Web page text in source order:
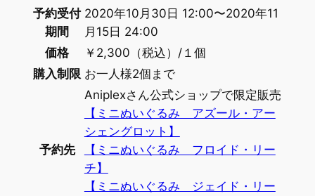
予約受付
期間
2020年10月30日 12:00〜2020年11
月15日 24:00
価格
￥2,300（税込）/１個
購入制限 お一人様2個まで
予約先
Aniplexさん公式ショップで限定販売
【ミニぬいぐるみ アズール・アー
シェングロット】
【ミニぬいぐるみ フロイド・リー
チ】
【ミニぬいぐるみ ジェイド・リー